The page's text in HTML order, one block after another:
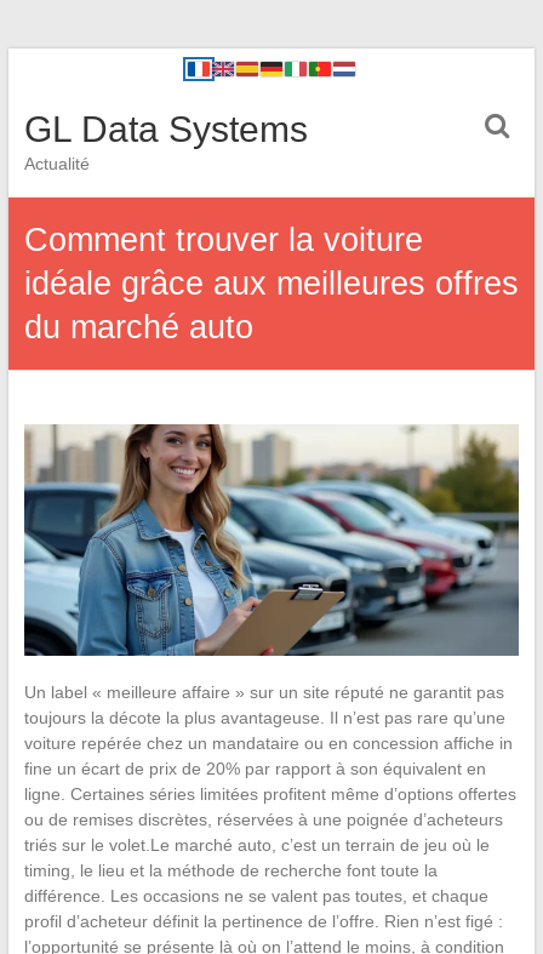
GL Data Systems
Actualité
Comment trouver la voiture
idéale grâce aux meilleures offres
du marché auto
Un label « meilleure affaire » sur un site réputé ne garantit pas
toujours la décote la plus avantageuse. Il n’est pas rare qu’une
voiture repérée chez un mandataire ou en concession affiche in
fine un écart de prix de 20% par rapport à son équivalent en
ligne. Certaines séries limitées profitent même d’options offertes
ou de remises discrètes, réservées à une poignée d’acheteurs
triés sur le volet.Le marché auto, c’est un terrain de jeu où le
timing, le lieu et la méthode de recherche font toute la
différence. Les occasions ne se valent pas toutes, et chaque
profil d’acheteur définit la pertinence de l’offre. Rien n’est figé :
l’opportunité se présente là où on l’attend le moins, à condition